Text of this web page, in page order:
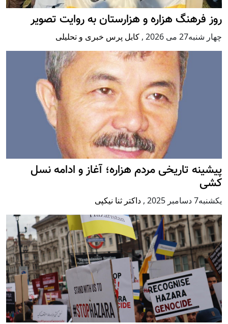
روز فرهنگ هزاره و هزارستان به روایت تصویر
چهار شنبه27 می 2026 , کابل پرس خبری و تحلیلی
پيشينه تاريخی مردم هزاره؛ آغاز و ادامه نسل
کشی
يكشنبه7 دسامبر 2025 , داکتر ثنا نیکپی